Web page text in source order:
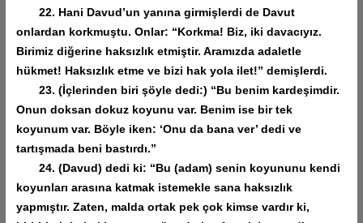
22. Hani Davud’un yanına girmişlerdi de Davut
onlardan korkmuştu. Onlar: “Korkma! Biz, iki davacıyız.
Birimiz diğerine haksızlık etmiştir. Aramızda adaletle
hükmet! Haksızlık etme ve bizi hak yola ilet!” demişlerdi.
23. (İçlerinden biri şöyle dedi:) “Bu benim kardeşimdir.
Onun doksan dokuz koyunu var. Benim ise bir tek
koyunum var. Böyle iken: ‘Onu da bana ver’ dedi ve
tartışmada beni bastırdı.”
24. (Davud) dedi ki: “Bu (adam) senin koyununu kendi
koyunları arasına katmak istemekle sana haksızlık
yapmıştır. Zaten, malda ortak pek çok kimse vardır ki,